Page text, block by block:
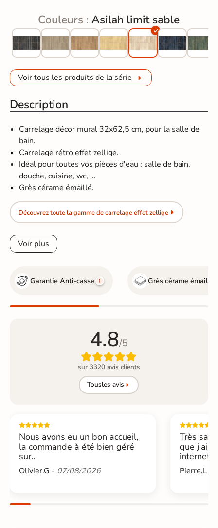
Couleurs :Asilah limit sable
Voir tous les produits de la série
Description
Carrelage décor mural 32x62,5 cm, pour la salle de
bain.
Carrelage rétro effet zellige.
Idéal pour toutes vos pièces d'eau : salle de bain,
douche, cuisine, wc, ...
Grès cérame émaillé.
Découvrez toute la gamme de carrelage effet zellige
Voir plus
Garantie Anti-casse Grès cérame émaillé
4.8/5

sur 3320 avis clients
Tousles avis
Nous avons eu un bon accueil,
la commande à été bien géré
sur...
Olivier.G - 07/08/2026
Très
que j'ai
internet....
Pierre.L -